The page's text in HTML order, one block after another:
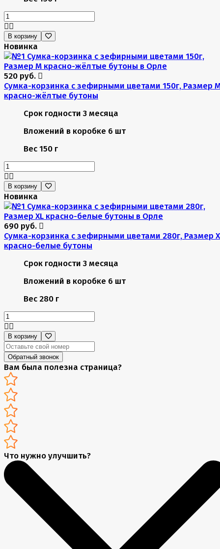
В корзину
Новинка
520 руб.
Сумка-корзинка с зефирными цветами 150г, Размер
красно-жёлтые бутоны
Срок годности 3 месяца
Вложений в коробке 6 шт
Вес 150 г
В корзину
Новинка
690 руб.
Сумка-корзинка с зефирными цветами 280г, Размер
красно-белые бутоны
Срок годности 3 месяца
Вложений в коробке 6 шт
Вес 280 г
В корзину
Обратный звонок
Вам была полезна страница?
Что нужно улучшить?